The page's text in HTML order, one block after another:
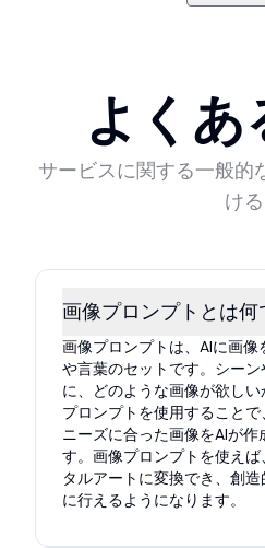
よくあ
サービスに関する一般的
ける
画像プロンプトとは何
画像プロンプトは、AIに画
や言葉のセットです。シー
に、どのような画像が欲し
プロンプトを使用すること
ニーズに合った画像をAIが作
す。画像プロンプトを使え
タルアートに変換でき、創
に行えるようになります。